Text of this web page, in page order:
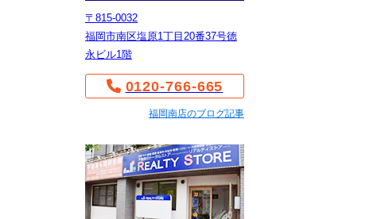
〒815-0032
福岡市南区塩原1丁目20番37号徳
永ビル1階
0120-766-665
福岡南店のブログ記事